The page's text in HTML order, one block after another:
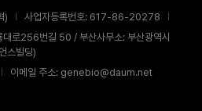
)
사업자등록번호: 617-86-20278
대로256번길 50 / 부산사무소: 부산광역시
스빌딩)
이메일 주소: genebio@daum.net